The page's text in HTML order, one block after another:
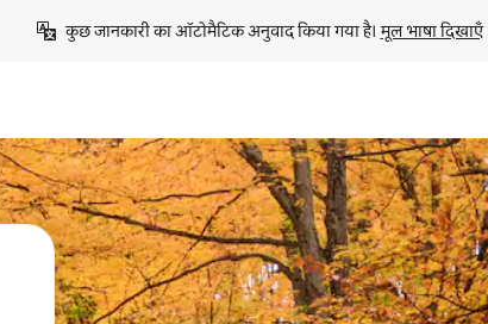
कुछ जानकारी का ऑटोमैटिक अनुवाद किया गया है। मूल भाषा दिखाएँ